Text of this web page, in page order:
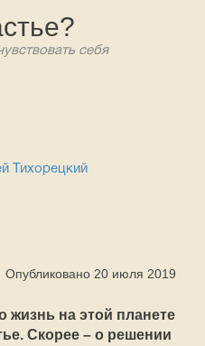
себя
Тихорецкий
Опубликовано 20 июля 2019
жизнь на этой планете
Скорее – о решении